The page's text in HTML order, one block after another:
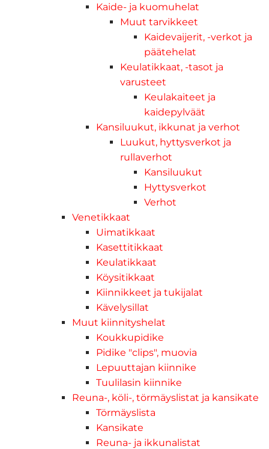
Kaide- ja kuomuhelat
Muut tarvikkeet
Kaidevaijerit, -verkot ja
päätehelat
Keulatikkaat, -tasot ja
varusteet
Keulakaiteet ja
kaidepylväät
Kansiluukut, ikkunat ja verhot
Luukut, hyttysverkot ja
rullaverhot
Kansiluukut
Hyttysverkot
Verhot
Venetikkaat
Uimatikkaat
Kasettitikkaat
Keulatikkaat
Köysitikkaat
Kiinnikkeet ja tukijalat
Kävelysillat
Muut kiinnityshelat
Koukkupidike
Pidike "clips", muovia
Lepuuttajan kiinnike
Tuulilasin kiinnike
Reuna-, köli-, törmäyslistat ja kansikate
Törmäyslista
Kansikate
Reuna- ja ikkunalistat